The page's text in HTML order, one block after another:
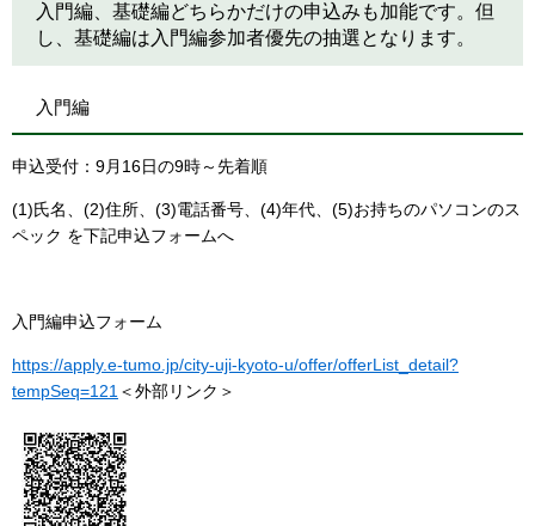
入門編、基礎編どちらかだけの申込みも加能です。但
し、基礎編は入門編参加者優先の抽選となります。
入門編
申込受付：9月16日の9時～先着順
(1)氏名、(2)住所、(3)電話番号、(4)年代、(5)お持ちのパソコンのス
ペック を下記申込フォームへ
入門編申込フォーム
https://apply.e-tumo.jp/city-uji-kyoto-u/offer/offerList_detail?
tempSeq=121 ＜外部リンク＞